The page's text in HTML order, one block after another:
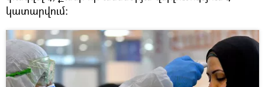
կատարվում: